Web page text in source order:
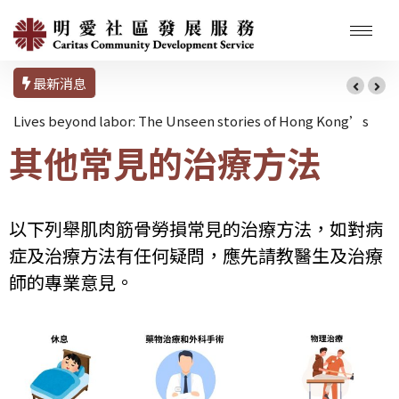
最新消息
Lives beyond labor: The Unseen stories of Hong Kong’s
Domestic Workers
其他常見的治療方法
以下列舉肌肉筋骨勞損常見的治療方法，如對病
症及治療方法有任何疑問，應先請教醫生及治療
師的專業意見。